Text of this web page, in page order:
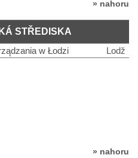
» nahoru
STŘEDISKA
w Łodzi
Lodž
» nahoru